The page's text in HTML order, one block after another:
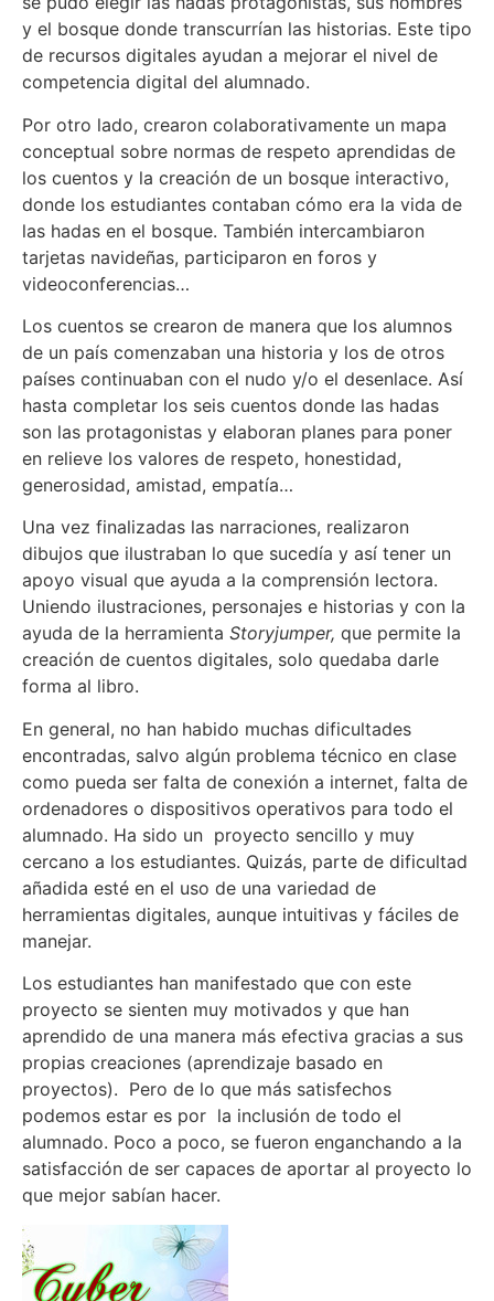
y el bosque donde transcurrían las historias. Este tipo
de recursos digitales ayudan a mejorar el nivel de
competencia digital del alumnado.
Por otro lado, crearon colaborativamente un mapa
conceptual sobre normas de respeto aprendidas de
los cuentos y la creación de un bosque interactivo,
donde los estudiantes contaban cómo era la vida de
las hadas en el bosque. También intercambiaron
tarjetas navideñas, participaron en foros y
videoconferencias…
Los cuentos se crearon de manera que los alumnos
de un país comenzaban una historia y los de otros
países continuaban con el nudo y/o el desenlace. Así
hasta completar los seis cuentos donde las hadas
son las protagonistas y elaboran planes para poner
en relieve los valores de respeto, honestidad,
generosidad, amistad, empatía…
Una vez finalizadas las narraciones, realizaron
dibujos que ilustraban lo que sucedía y así tener un
apoyo visual que ayuda a la comprensión lectora.
Uniendo ilustraciones, personajes e historias y con la
ayuda de la herramienta Storyjumper, que permite la
creación de cuentos digitales, solo quedaba darle
forma al libro.
En general, no han habido muchas dificultades
encontradas, salvo algún problema técnico en clase
como pueda ser falta de conexión a internet, falta de
ordenadores o dispositivos operativos para todo el
alumnado. Ha sido un proyecto sencillo y muy
cercano a los estudiantes. Quizás, parte de dificultad
añadida esté en el uso de una variedad de
herramientas digitales, aunque intuitivas y fáciles de
manejar.
Los estudiantes han manifestado que con este
proyecto se sienten muy motivados y que han
aprendido de una manera más efectiva gracias a sus
propias creaciones (aprendizaje basado en
proyectos). Pero de lo que más satisfechos
podemos estar es por la inclusión de todo el
alumnado. Poco a poco, se fueron enganchando a la
satisfacción de ser capaces de aportar al proyecto lo
que mejor sabían hacer.